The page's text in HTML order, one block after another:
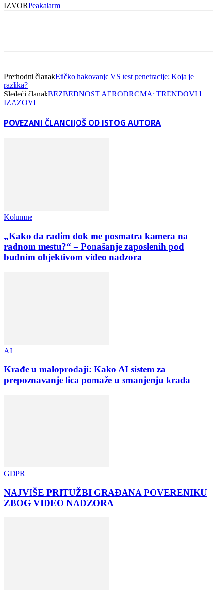
IZVORPeakalarm
Prethodni članakEtičko hakovanje VS test penetracije: Koja je
razlika?
Sledeći članakBEZBEDNOST AERODROMA: TRENDOVI I
IZAZOVI
POVEZANI ČLANCIJOŠ OD ISTOG AUTORA
Kolumne
„Kako da radim dok me posmatra kamera na
radnom mestu?“ – Ponašanje zaposlenih pod
budnim objektivom video nadzora
AI
Krađe u maloprodaji: Kako AI sistem za
prepoznavanje lica pomaže u smanjenju krađa
GDPR
NAJVIŠE PRITUŽBI GRAĐANA POVERENIKU
ZBOG VIDEO NADZORA